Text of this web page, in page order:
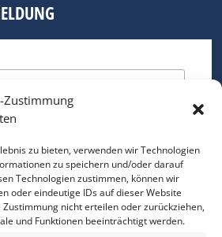
Zustimmung
zu bieten, verwenden wir Technologien
zu speichern und/oder darauf
Technologien zustimmen, können wir
oder eindeutige IDs auf dieser Website
nicht erteilen oder zurückziehen,
und Funktionen beeinträchtigt werden.
ein.
*